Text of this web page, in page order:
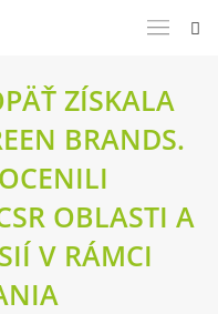
ZÍSKALA
BRANDS.
OBLASTI A
V RÁMCI